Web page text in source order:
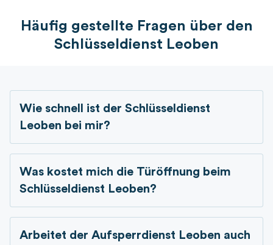
Häufig gestellte Fragen über den
Schlüsseldienst Leoben
Wie schnell ist der Schlüsseldienst
Leoben bei mir?
Was kostet mich die Türöffnung beim
Schlüsseldienst Leoben?
Arbeitet der Aufsperrdienst Leoben auch